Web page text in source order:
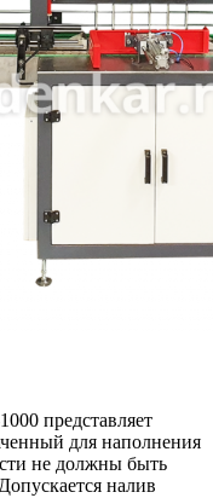
представляет
для наполнения
не должны быть
налив